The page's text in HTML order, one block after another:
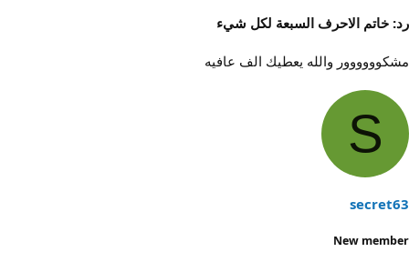
رد: خاتم الاحرف السبعة لكل شيء
مشكوووووور والله يعطيك الف عافيه
S
secret63
New member